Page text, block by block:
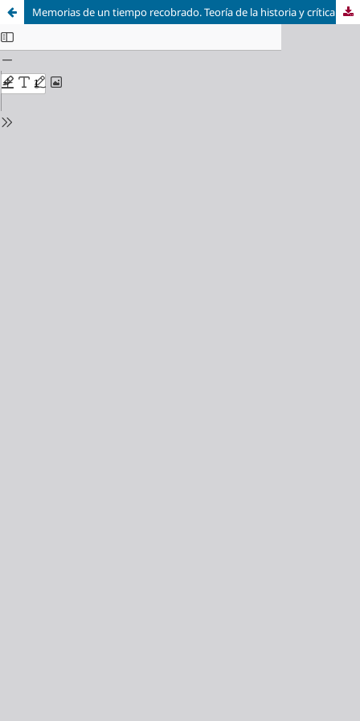
Memorias de un tiempo recobrado. Teoría de la historia y crítica al progreso en la obra de Walter Benjamin / Memories of a Time Regained: Theory of History and Criticism of Progress in the Work of Walter Benjamin